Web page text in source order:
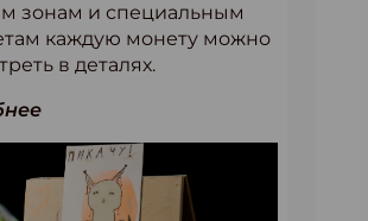
зонам и специальным
каждую монету можно
в деталях.